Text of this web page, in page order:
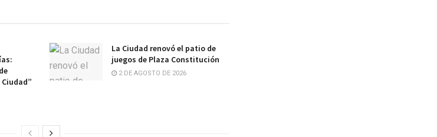
La Ciudad renovó el patio de
juegos de Plaza Constitución
2 DE AGOSTO DE 2026